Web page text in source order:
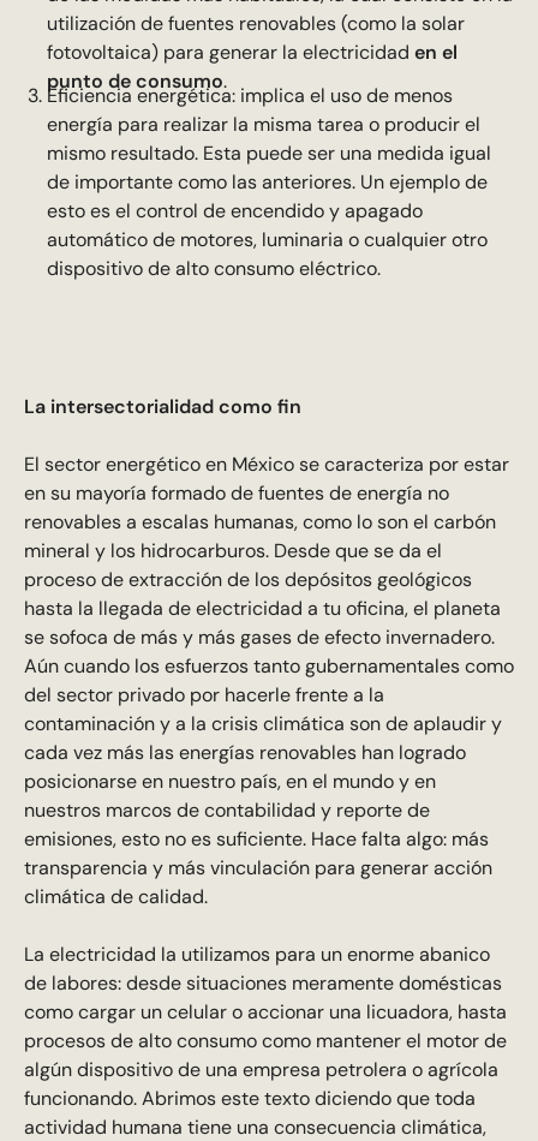
utilización de fuentes renovables (como la solar
fotovoltaica) para generar la electricidad en el
punto de consumo.
Eficiencia energética: implica el uso de menos
energía para realizar la misma tarea o producir el
mismo resultado. Esta puede ser una medida igual
de importante como las anteriores. Un ejemplo de
esto es el control de encendido y apagado
automático de motores, luminaria o cualquier otro
dispositivo de alto consumo eléctrico.
La intersectorialidad como fin
El sector energético en México se caracteriza por estar
en su mayoría formado de fuentes de energía no
renovables a escalas humanas, como lo son el carbón
mineral y los hidrocarburos. Desde que se da el
proceso de extracción de los depósitos geológicos
hasta la llegada de electricidad a tu oficina, el planeta
se sofoca de más y más gases de efecto invernadero.
Aún cuando los esfuerzos tanto gubernamentales como
del sector privado por hacerle frente a la
contaminación y a la crisis climática son de aplaudir y
cada vez más las energías renovables han logrado
posicionarse en nuestro país, en el mundo y en
nuestros marcos de contabilidad y reporte de
emisiones, esto no es suficiente. Hace falta algo: más
transparencia y más vinculación para generar acción
climática de calidad.
La electricidad la utilizamos para un enorme abanico
de labores: desde situaciones meramente domésticas
como cargar un celular o accionar una licuadora, hasta
procesos de alto consumo como mantener el motor de
algún dispositivo de una empresa petrolera o agrícola
funcionando. Abrimos este texto diciendo que toda
actividad humana tiene una consecuencia climática,